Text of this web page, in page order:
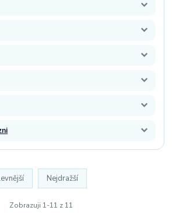
Nejdražší
Zobrazuji 1-11 z 11